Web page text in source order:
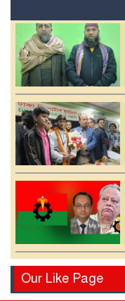
হোসেনের পুত্র
Our Like Page